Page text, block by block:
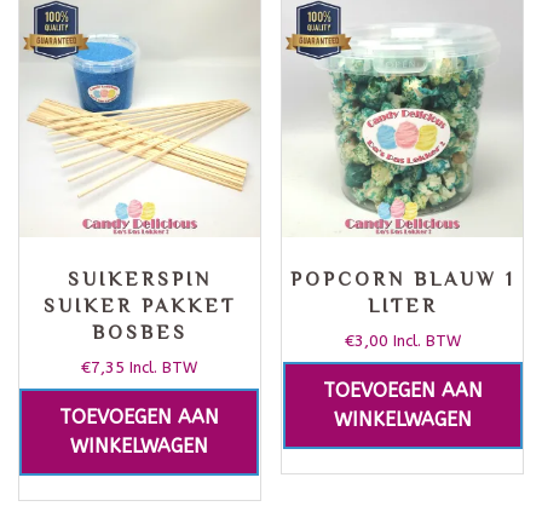
SUIKERSPIN
SUIKER PAKKET
BOSBES
€7,35 Incl. BTW
TOEVOEGEN AAN
WINKELWAGEN
POPCORN BLAUW 1
LITER
€3,00 Incl. BTW
TOEVOEGEN AAN
WINKELWAGEN